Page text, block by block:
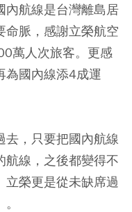
內航線是台灣離島居
命脈，感謝立榮航空
萬人次旅客。更感
為國內線添4成運
去，只要把國內航線
航線，之後都變得不
立榮更是從未缺席過